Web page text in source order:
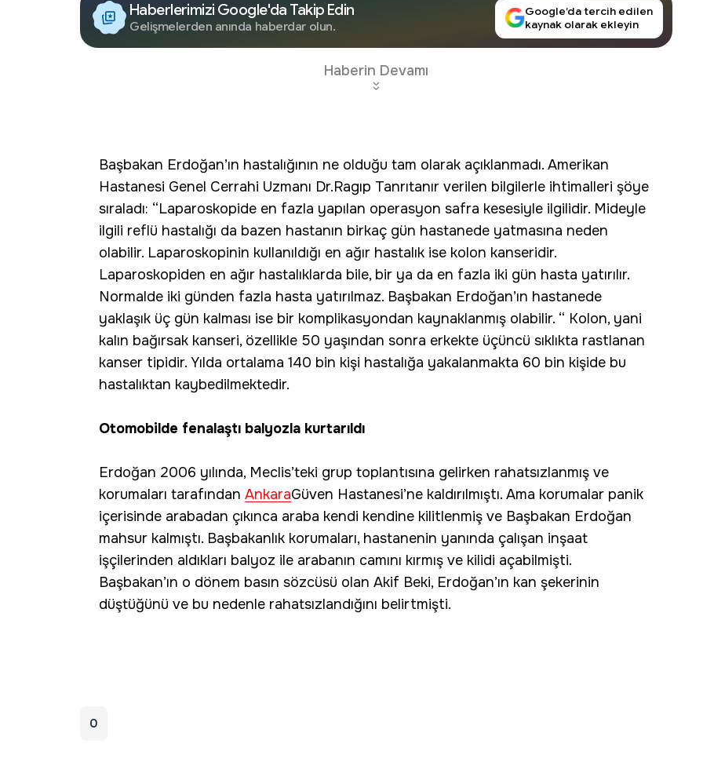
Haberlerimizi Google'da Takip Edin
Gelişmelerden anında haberdar olun.
Google’da tercih edilen
kaynak olarak ekleyin
Haberin Devamı
Başbakan Erdoğan’ın hastalığının ne olduğu tam olarak açıklanmadı. Amerikan
Hastanesi Genel Cerrahi Uzmanı Dr.Ragıp Tanrıtanır verilen bilgilerle ihtimalleri şöye
sıraladı: “Laparoskopide en fazla yapılan operasyon safra kesesiyle ilgilidir. Mideyle
ilgili reflü hastalığı da bazen hastanın birkaç gün hastanede yatmasına neden
olabilir. Laparoskopinin kullanıldığı en ağır hastalık ise kolon kanseridir.
Laparoskopiden en ağır hastalıklarda bile, bir ya da en fazla iki gün hasta yatırılır.
Normalde iki günden fazla hasta yatırılmaz. Başbakan Erdoğan’ın hastanede
yaklaşık üç gün kalması ise bir komplikasyondan kaynaklanmış olabilir. “ Kolon, yani
kalın bağırsak kanseri, özellikle 50 yaşından sonra erkekte üçüncü sıklıkta rastlanan
kanser tipidir. Yılda ortalama 140 bin kişi hastalığa yakalanmakta 60 bin kişide bu
hastalıktan kaybedilmektedir.
Otomobilde fenalaştı balyozla kurtarıldı
Erdoğan 2006 yılında, Meclis’teki grup toplantısına gelirken rahatsızlanmış ve
korumaları tarafından AnkaraGüven Hastanesi’ne kaldırılmıştı. Ama korumalar panik
içerisinde arabadan çıkınca araba kendi kendine kilitlenmiş ve Başbakan Erdoğan
mahsur kalmıştı. Başbakanlık korumaları, hastanenin yanında çalışan inşaat
işçilerinden aldıkları balyoz ile arabanın camını kırmış ve kilidi açabilmişti.
Başbakan’ın o dönem basın sözcüsü olan Akif Beki, Erdoğan’ın kan şekerinin
düştüğünü ve bu nedenle rahatsızlandığını belirtmişti.
0